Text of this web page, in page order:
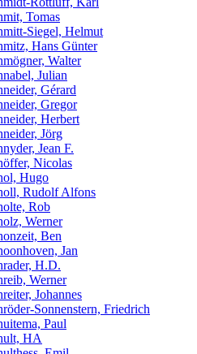
Tomas
Siegel, Helmut
Hans Günter
Walter
Julian
Gérard
Gregor
Herbert
Jörg
Jean F.
Nicolas
Hugo
Rudolf Alfons
Rob
Werner
Ben
Jan
H.D.
Werner
Johannes
Sonnenstern, Friedrich
Paul
HA